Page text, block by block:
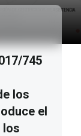
745
los
el
los